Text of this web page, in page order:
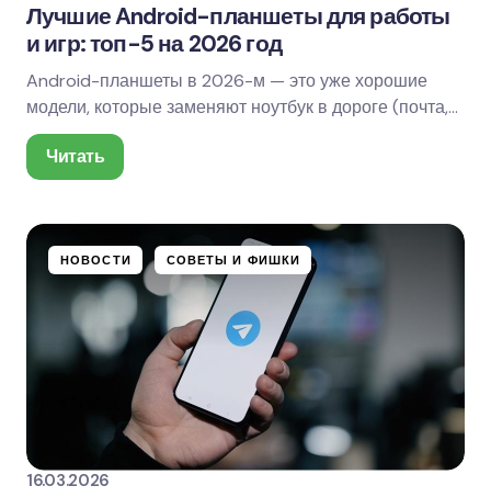
Лучшие Android-планшеты для работы
и игр: топ-5 на 2026 год
Android-планшеты в 2026-м — это уже хорошие
модели, которые заменяют ноутбук в дороге (почта,
документы, созвоны, заметки, монтаж на лайте), а…
Читать
НОВОСТИ СОВЕТЫ И ФИШКИ
16.03.2026